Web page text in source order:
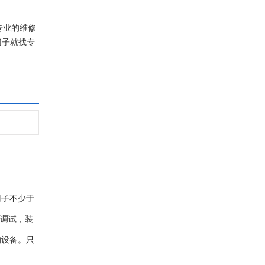
业的维修
就找专
不少于
试，装
备。只